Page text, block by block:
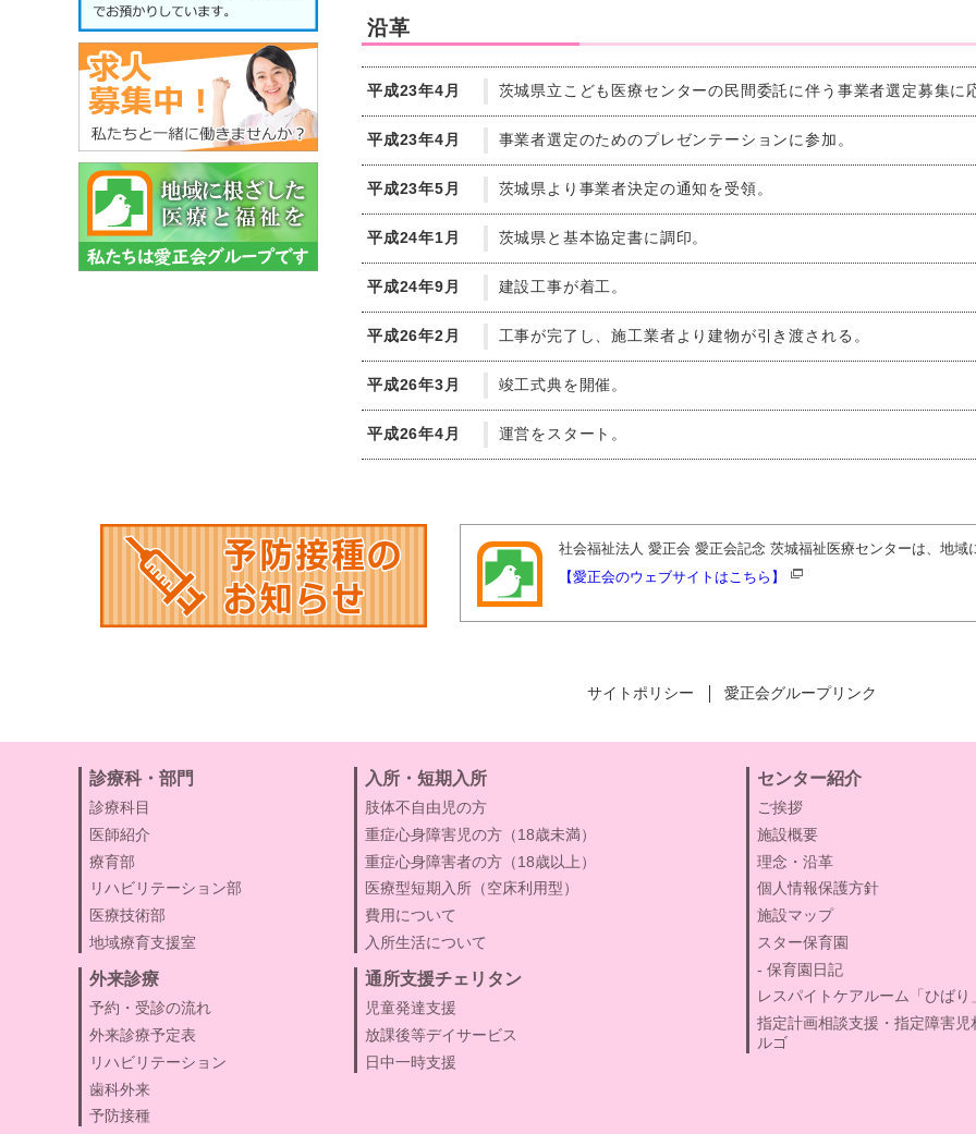
沿革
平成23年4月 茨城県立こども医療センターの民間委託に伴う事業者選定募集に
平成23年4月 事業者選定のためのプレゼンテーションに参加。
平成23年5月 茨城県より事業者決定の通知を受領。
平成24年1月 茨城県と基本協定書に調印。
平成24年9月 建設工事が着工。
平成26年2月 工事が完了し、施工業者より建物が引き渡される。
平成26年3月 竣工式典を開催。
平成26年4月 運営をスタート。
社会福祉法人 愛正会 愛正会記念 茨城福祉医療センターは、地
【愛正会のウェブサイトはこちら】
サイトポリシー 愛正会グループリンク
診療科・部門
診療科目
医師紹介
療育部
リハビリテーション部
医療技術部
地域療育支援室
外来診療
予約・受診の流れ
外来診療予定表
リハビリテーション
歯科外来
予防接種
入所・短期入所
肢体不自由児の方
重症心身障害児の方（18歳未満）
重症心身障害者の方（18歳以上）
医療型短期入所（空床利用型）
費用について
入所生活について
通所支援チェリタン
児童発達支援
放課後等デイサービス
日中一時支援
センター紹介
ご挨拶
施設概要
理念・沿革
個人情報保護方針
施設マップ
スター保育園
保育園日記
レスパイトケアルーム「ひばり
指定計画相談支援・指定障害児
ルゴ